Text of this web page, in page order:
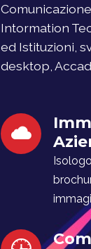
Intormation
ed Istituzioni,
desktop,